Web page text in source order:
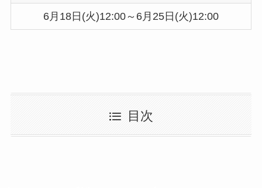
6月18日(火)12:00～6月25日(火)12:00
目次